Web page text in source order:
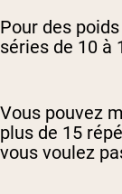
Pour des
séries de 10 à
Vous pouvez
plus de 15
vous voulez